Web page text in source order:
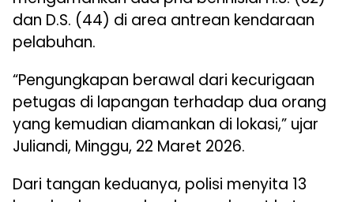
dan D.S. (44) di area antrean kendaraan
pelabuhan.
“Pengungkapan berawal dari kecurigaan
petugas di lapangan terhadap dua orang
yang kemudian diamankan di lokasi,” ujar
Juliandi, Minggu, 22 Maret 2026.
Dari tangan keduanya, polisi menyita 13